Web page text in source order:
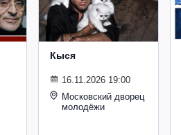
Кыся
16.11.2026 19:00
Московский дворец
молодёжи